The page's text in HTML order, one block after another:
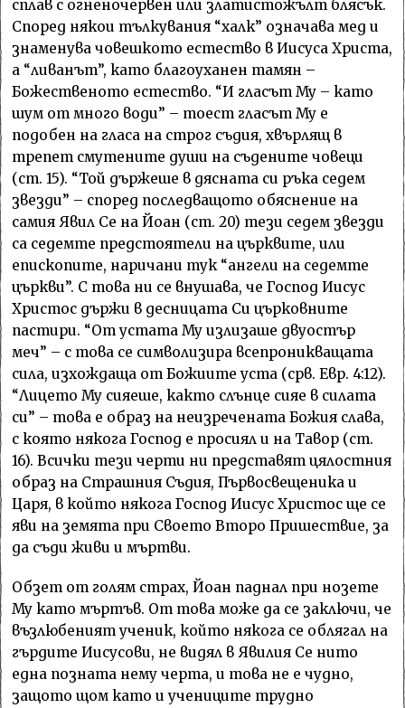
сплав с огненочервен или златистожълт блясък.
Според някои тълкувания “халк” означава мед и
знаменува човешкото естество в Иисуса Христа,
а “ливанът”, като благоуханен тамян –
Божественото естество. “И гласът Му – като
шум от много води” – тоест гласът Му е
подобен на гласа на строг съдия, хвърлящ в
трепет смутените души на съдените човеци
(ст. 15). “Той държеше в дясната си ръка седем
звезди” – според последващото обяснение на
самия Явил Се на Йоан (ст. 20) тези седем звезди
са седемте предстоятели на църквите, или
епископите, наричани тук “ангели на седемте
църкви”. С това ни се внушава, че Господ Иисус
Христос държи в десницата Си църковните
пастири. “От устата Му излизаше двуостър
меч” – с това се символизира всепроникващата
сила, изхождаща от Божиите уста (срв. Евр. 4:12).
“Лицето Му сияеше, както слънце сияе в силата
си” – това е образ на неизречената Божия слава,
с която някога Господ е просиял и на Тавор (ст.
16). Всички тези черти ни представят цялостния
образ на Страшния Съдия, Първосвещеника и
Царя, в който някога Господ Иисус Христос ще се
яви на земята при Своето Второ Пришествие, за
да съди живи и мъртви.
Обзет от голям страх, Йоан паднал при нозете
Му като мъртъв. От това може да се заключи, че
възлюбеният ученик, който някога се облягал на
гърдите Иисусови, не видял в Явилия Се нито
една позната нему черта, и това не е чудно,
защото щом като и учениците трудно